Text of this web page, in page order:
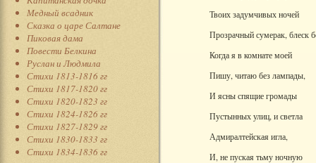
Медный всадник
Сказка о царе Салтане
Пиковая дама
Повести Белкина
Руслан и Людмила
Стихи 1813-1816 гг
Стихи 1817-1820 гг
Стихи 1820-1823 гг
Стихи 1824-1826 гг
Стихи 1827-1829 гг
Стихи 1830-1833 гг
Стихи 1834-1836 гг
Твоих задумчивых ночей
Прозрачный сумерак, блеск
Когда я в комнате моей
Пишу, читаю без лампады,
И ясны спящие громады
Пустынных улиц, и светла
Адмиралтейская игла,
И, не пуская тьму ночную